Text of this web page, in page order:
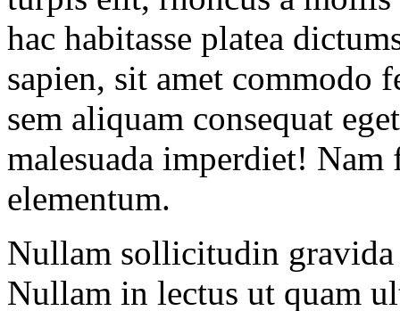
hac habitasse platea
sapien, sit amet
sem aliquam consequat
malesuada imperdiet! Nam
elementum.
Nullam sollicitudin gravida
Nullam in lectus ut quam